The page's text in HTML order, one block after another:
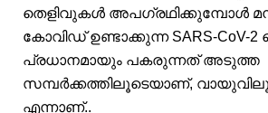
തെളിവുകൾ അപഗ്രഥിക്കുമ്പോൾ
കോവിഡ് ഉണ്ടാക്കുന്ന SARS-
പ്രധാനമായും പകരുന്നത് അടുത്ത
സമ്പർക്കത്തിലൂടെയാണ്,
എന്നാണ്..